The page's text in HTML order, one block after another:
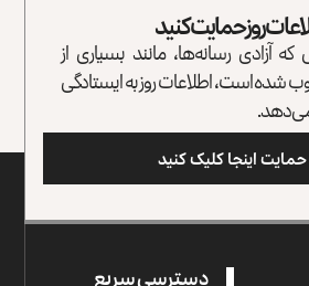
روز حمایت کنید
که آزادی رسانه‌ها، مانند بسیاری از
شده است، اطلاعات روز به ایستادگی
می‌دهد.
اینجا کلیک کنید
دسترسی سریع